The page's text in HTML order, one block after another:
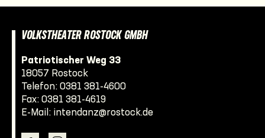
VOLKSTHEATER ROSTOCK GMBH
Patriotischer Weg 33
18057 Rostock
Telefon: 0381 381-4600
Fax: 0381 381-4619
E-Mail: intendanz@rostock.de